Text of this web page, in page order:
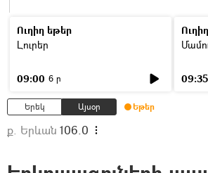
Ուղիղ եթեր
Լուրեր
09:00 6 ր 09:35
Երեկ Այսօր Եթեր
ք. Երևան 106.0